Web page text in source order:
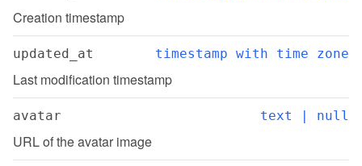
Creation timestamp
updated_at timestamp with time zone
Last modification timestamp
avatar text | null
URL of the avatar image